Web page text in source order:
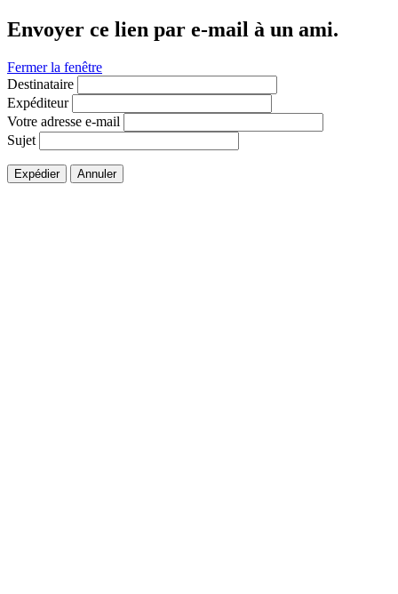
Envoyer ce lien par e-mail à un ami.
Fermer la fenêtre
Destinataire
Expéditeur
Votre adresse e-mail
Sujet
Expédier Annuler